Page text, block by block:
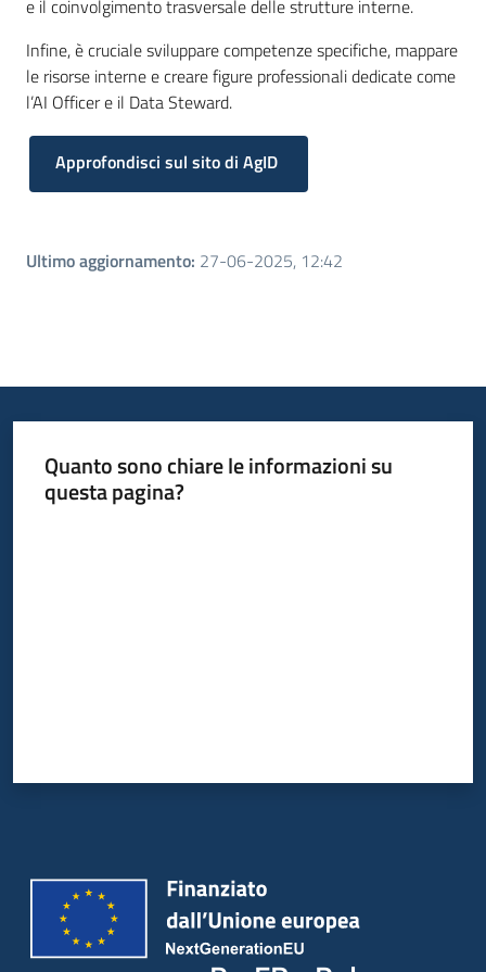
e il coinvolgimento trasversale delle strutture interne.
Infine, è cruciale sviluppare competenze specifiche, mappare
le risorse interne e creare figure professionali dedicate come
l’AI Officer e il Data Steward.
Approfondisci sul sito di AgID
Ultimo aggiornamento: 27-06-2025, 12:42
Quanto sono chiare le informazioni su
questa pagina?